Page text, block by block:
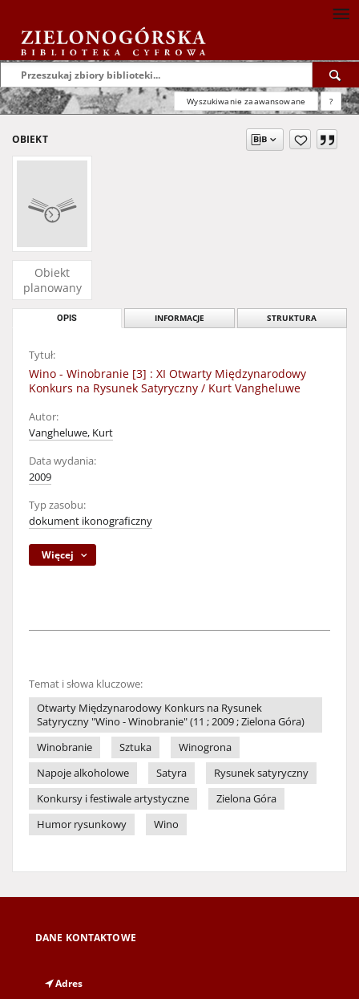
Wyszukiwanie zaawansowane ?
OBIEKT
Obiekt
planowany
OPIS INFORMACJE STRUKTURA
Tytuł:
Wino - Winobranie [3] : XI Otwarty Międzynarodowy
Konkurs na Rysunek Satyryczny / Kurt Vangheluwe
Autor:
Vangheluwe, Kurt
Data wydania:
2009
Typ zasobu:
dokument ikonograficzny
Więcej
Temat i słowa kluczowe:
Otwarty Międzynarodowy Konkurs na Rysunek
Satyryczny "Wino - Winobranie" (11 ; 2009 ; Zielona Góra)
Winobranie
Sztuka
Winogrona
Napoje alkoholowe
Satyra
Rysunek satyryczny
Konkursy i festiwale artystyczne
Zielona Góra
Humor rysunkowy
Wino
DANE KONTAKTOWE
Adres